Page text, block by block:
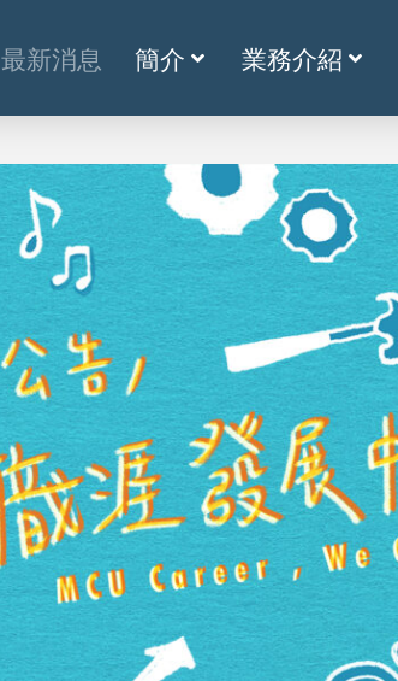
最新消息 簡介 業務介紹